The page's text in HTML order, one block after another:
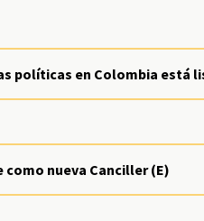
políticas en Colombia está
como nueva Canciller (E)